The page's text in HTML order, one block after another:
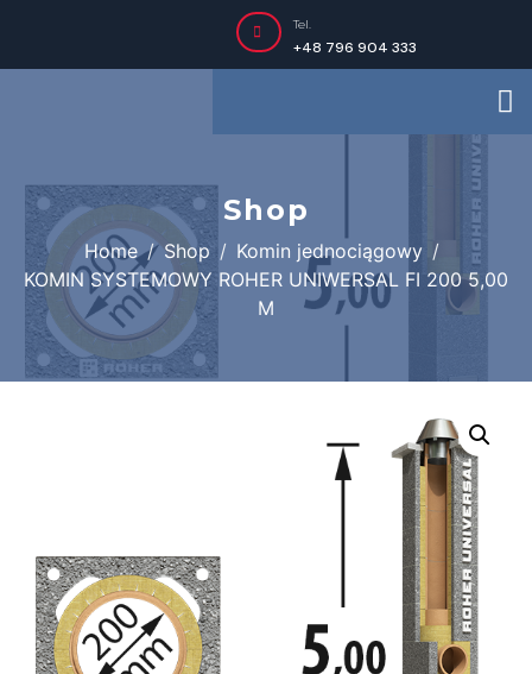
+48 796 904 333
Tel.
Shop
Home Shop
Komin jednociągowy
KOMIN SYSTEMOWY ROHER UNIWERSAL FI 200 5,00
M